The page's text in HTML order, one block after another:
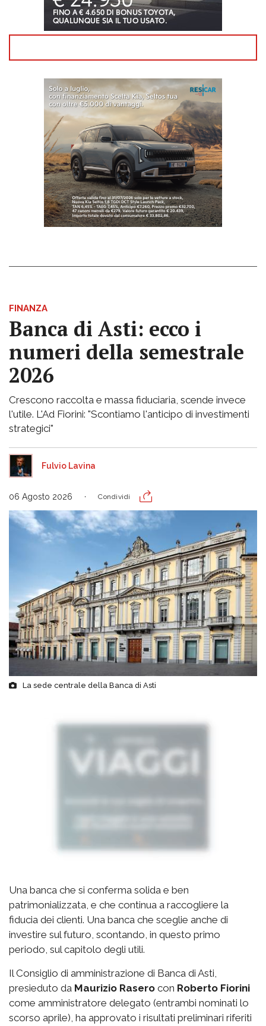
FINANZA
Banca di Asti: ecco i
numeri della semestrale
2026
Crescono raccolta e massa fiduciaria, scende invece
l'utile. L'Ad Fiorini: "Scontiamo l'anticipo di investimenti
strategici"
Fulvio Lavina
06 Agosto 2026 Condividi
La sede centrale della Banca di Asti
Una banca che si conferma solida e ben
patrimonializzata, e che continua a raccogliere la
fiducia dei clienti. Una banca che sceglie anche di
investire sul futuro, scontando, in questo primo
periodo, sul capitolo degli utili.
Il Consiglio di amministrazione di Banca di Asti,
presieduto da Maurizio Rasero con Roberto Fiorini
come amministratore delegato (entrambi nominati lo
scorso aprile), ha approvato i risultati preliminari riferiti